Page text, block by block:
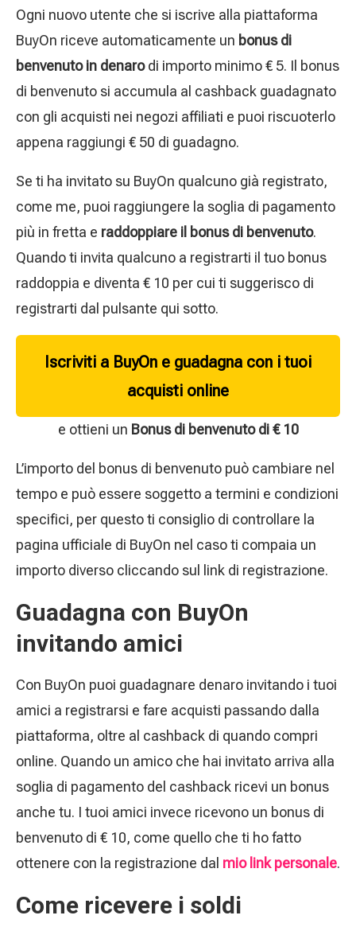
Ogni nuovo utente che si iscrive alla piattaforma
BuyOn riceve automaticamente un bonus di
benvenuto in denarodi importo minimo € 5. Il bonus
di benvenuto si accumula al cashback guadagnato
con gli acquisti nei negozi affiliati e puoi riscuoterlo
appena raggiungi € 50 di guadagno.
Se ti ha invitato su BuyOn qualcuno già registrato,
come me, puoi raggiungere la soglia di pagamento
più in fretta e raddoppiare il bonus di benvenuto.
Quando ti invita qualcuno a registrarti il tuo bonus
raddoppia e diventa € 10 per cui ti suggerisco di
registrarti dal pulsante qui sotto.
Iscriviti a BuyOn e guadagna con i tuoi
acquisti online
e ottieni un Bonus di benvenuto di € 10
L’importo del bonus di benvenuto può cambiare nel
tempo e può essere soggetto a termini e condizioni
specifici, per questo ti consiglio di controllare la
pagina ufficiale di BuyOn nel caso ti compaia un
importo diverso cliccando sul link di registrazione.
Guadagna con BuyOn
invitando amici
Con BuyOn puoi guadagnare denaro invitando i tuoi
amici a registrarsi e fare acquisti passando dalla
piattaforma, oltre al cashback di quando compri
online. Quando un amico che hai invitato arriva alla
soglia di pagamento del cashback ricevi un bonus
anche tu. I tuoi amici invece ricevono un bonus di
benvenuto di € 10, come quello che ti ho fatto
ottenere con la registrazione dal mio link personale.
Come ricevere i soldi